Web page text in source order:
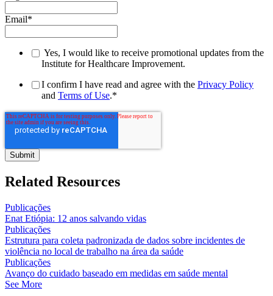
Email*
Yes, I would like to receive promotional updates from the
Institute for Healthcare Improvement.
I confirm I have read and agree with the Privacy Policy
and Terms of Use.*
Related Resources
Publicações
Enat Etiópia: 12 anos salvando vidas
Publicações
Estrutura para coleta padronizada de dados sobre incidentes de
violência no local de trabalho na área da saúde
Publicações
Avanço do cuidado baseado em medidas em saúde mental
See More